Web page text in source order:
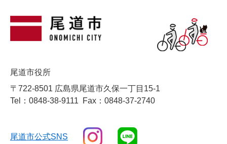
尾道市役所
〒722-8501 広島県尾道市久保一丁目15-1
Tel：0848-38-9111
Fax：0848-37-2740
尾道市公式SNS